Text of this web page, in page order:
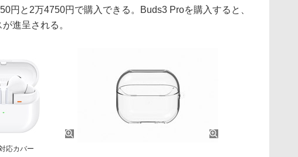
円と2万4750円で購入できる。Buds3 Proを購入すると、
進呈される。
応カバー